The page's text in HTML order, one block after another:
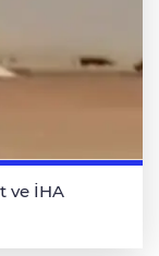
ve İHA